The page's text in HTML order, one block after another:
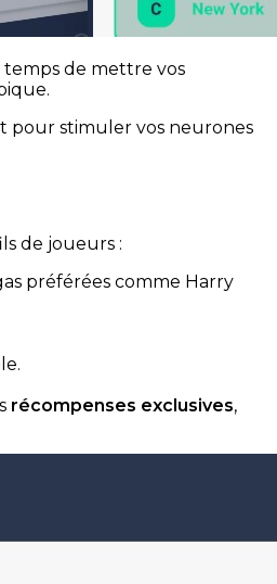
temps de mettre vos
pour stimuler vos neurones
de joueurs :
préférées comme Harry
récompenses exclusives,